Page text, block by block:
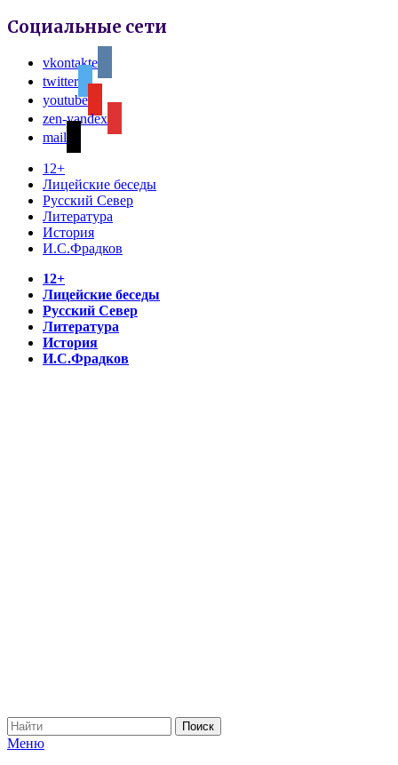
Социальные сети
vkontakte
twitter
youtube
zen-yandex
mail
12+
Лицейские беседы
Русский Север
Литература
История
И.С.Фрадков
12+
Лицейские беседы
Русский Север
Литература
История
И.С.Фрадков
Меню